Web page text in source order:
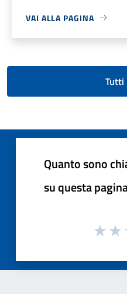
VAI ALLA PAGINA
Tutti
Quanto sono
su questa